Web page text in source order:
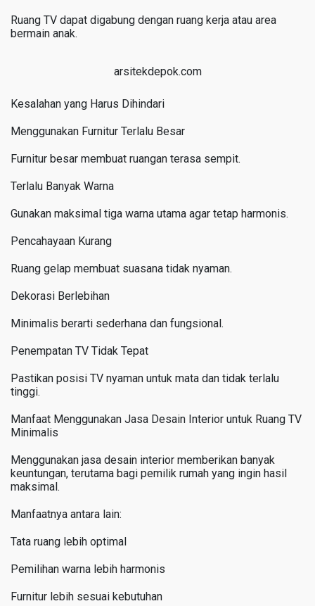
Ruang TV dapat digabung dengan ruang kerja atau area
bermain anak.
arsitekdepok.com
Kesalahan yang Harus Dihindari
Menggunakan Furnitur Terlalu Besar
Furnitur besar membuat ruangan terasa sempit.
Terlalu Banyak Warna
Gunakan maksimal tiga warna utama agar tetap harmonis.
Pencahayaan Kurang
Ruang gelap membuat suasana tidak nyaman.
Dekorasi Berlebihan
Minimalis berarti sederhana dan fungsional.
Penempatan TV Tidak Tepat
Pastikan posisi TV nyaman untuk mata dan tidak terlalu
tinggi.
Manfaat Menggunakan Jasa Desain Interior untuk Ruang TV
Minimalis
Menggunakan jasa desain interior memberikan banyak
keuntungan, terutama bagi pemilik rumah yang ingin hasil
maksimal.
Manfaatnya antara lain:
Tata ruang lebih optimal
Pemilihan warna lebih harmonis
Furnitur lebih sesuai kebutuhan